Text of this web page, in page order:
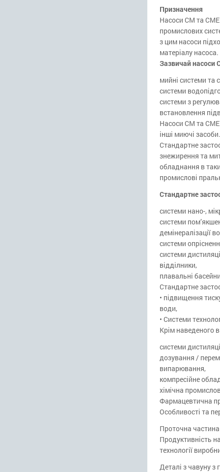
Призначення
Насоси CM та
промислових
з цим насоси
матеріалу насоса.
Зазвичай насоси
мийні системи та
системи
системи з
встановлення
Насоси CM та
інші миючі засоби.
Стандартне
знежирення та
обладнання в
промислові
Стандартне
системи нано-,
системи
демінералізації
системи
системи
відділники,
плавальні
Стандартне
• підвищення
води,
• Системи
Крім наведеного
системи
дозування /
випарювання,
компресійне
хімічна
Фармацевтична
Особливості та
Проточна
Продуктивність
технології
Деталі з чавуну з